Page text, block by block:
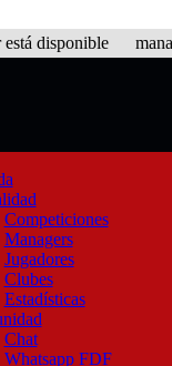
disponible
Competiciones
Managers
Jugadores
Clubes
Estadísticas
Chat
Whatsapp FDF